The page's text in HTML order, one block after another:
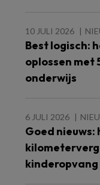
10 JULI 2026
Best logisch:
oplossen met
onderwijs
6 JULI 2026
Goed nieuws:
kinderopvang